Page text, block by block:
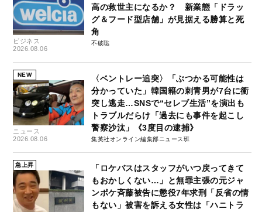
ビジネス
2026.08.06
高の救世主になるか？ 新業態「ドラッ
グ＆フード型店舗」が見据える勝算と死
角
不破聡
NEW
ニュース
2026.08.06
〈ベントレー追突〉「ぶつかる可能性は
分かっていた」韓国籍の刺青男が7台に衝
突し逃走…SNSで“セレブ生活”を演出も
トラブルだらけ「過去にも事件を起こし
警察沙汰」《3度目の逮捕》
集英社オンライン編集部ニュース班
急上昇
「ロケバスはスタッフがいつ戻ってきて
もおかしくない…」と無罪主張の元ジャ
ンポケ斉藤被告に懲役7年求刑「反省の情
もない」被害を訴える女性は「ハニトラ